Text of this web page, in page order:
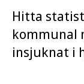
Hitta
kommunal
insjuknat i